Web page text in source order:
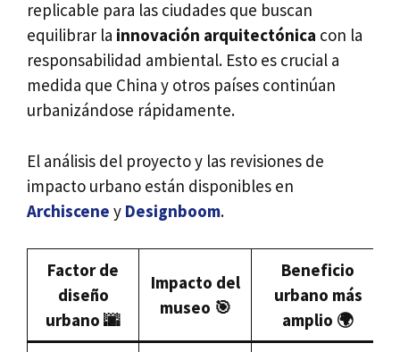
replicable para las ciudades que buscan
equilibrar la innovación arquitectónica con la
responsabilidad ambiental. Esto es crucial a
medida que China y otros países continúan
urbanizándose rápidamente.
El análisis del proyecto y las revisiones de
impacto urbano están disponibles en
Archiscene y Designboom.
Factor de
diseño
urbano 🌆
Impacto del
museo 🎯
Beneficio
urbano más
amplio 🌍